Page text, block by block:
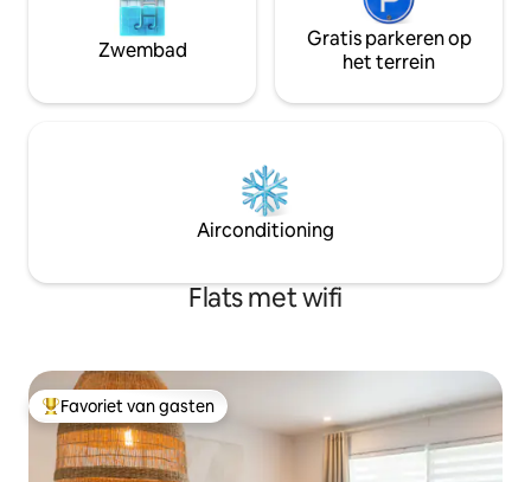
Zwembad
Gratis parkeren op
het terrein
Airconditioning
Flats met wifi
Topfavoriet van gasten
Favoriet van gasten